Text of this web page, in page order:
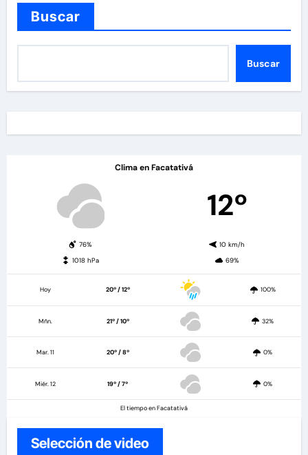
Buscar
Buscar
Clima en Facatativá
12º
76%
10 km/h
1018 hPa
69%
Hoy 20º / 12º 100%
Mñn. 21º / 10º 32%
Mar. 11 20º / 8º 0%
Miér. 12 19º / 7º 0%
El tiempo en Facatativá
Selección de video